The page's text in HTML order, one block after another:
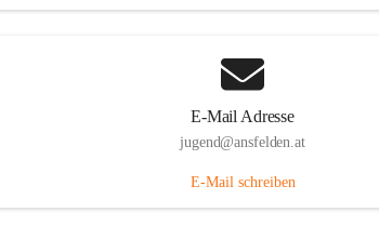
E-Mail Adresse
jugend@ansfelden.at
E-Mail schreiben